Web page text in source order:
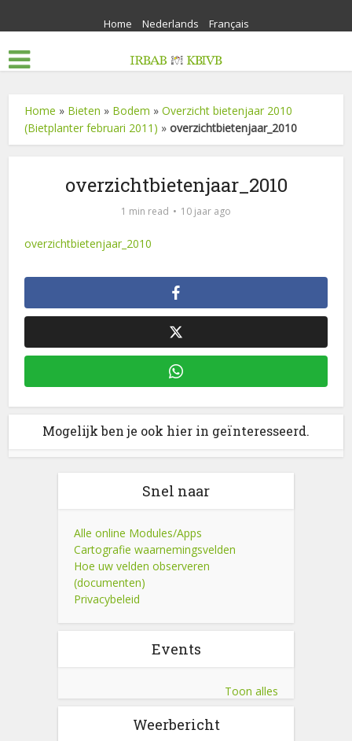
Home Nederlands Français
Home » Bieten » Bodem »Overzicht bietenjaar 2010
(Bietplanter februari 2011) »overzichtbietenjaar_2010
overzichtbietenjaar_2010
1 min read 10 jaar ago
overzichtbietenjaar_2010
Mogelijk ben je ook hier in geïnteresseerd.
Snel naar
Alle online Modules/Apps
Cartografie waarnemingsvelden
Hoe uw velden observeren
(documenten)
Privacybeleid
Events
Toon alles
Weerbericht